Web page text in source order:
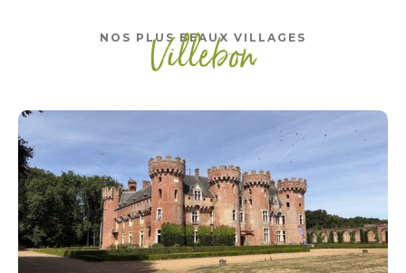
Beauce
Perche
NOS PLUS BEAUX VILLAGES
Villebon